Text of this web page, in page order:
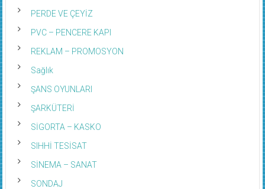
PERDE VE ÇEYİZ
PVC – PENCERE KAPI
REKLAM – PROMOSYON
Sağlık
ŞANS OYUNLARI
ŞARKÜTERİ
SİGORTA – KASKO
SIHHİ TESİSAT
SİNEMA – SANAT
SONDAJ